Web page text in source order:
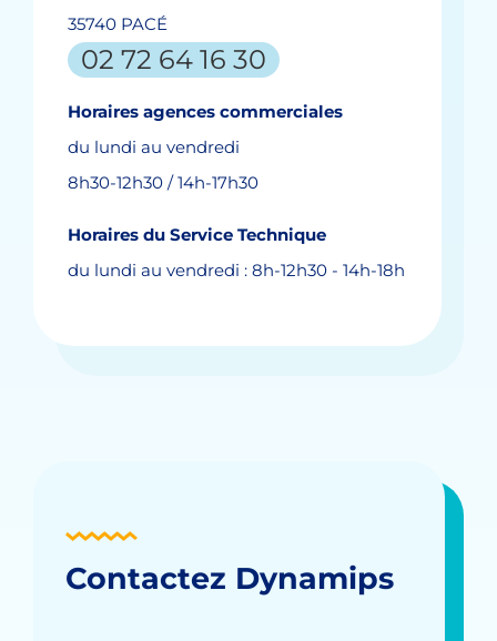
35740 PACÉ
02 72 64 16 30
Horaires agences commerciales
du lundi au vendredi
8h30-12h30 / 14h-17h30
Horaires du Service Technique
du lundi au vendredi : 8h-12h30 - 14h-18h
Contactez Dynamips